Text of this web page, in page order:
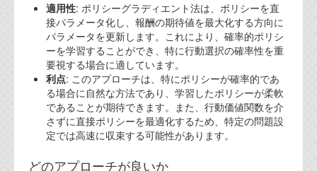
適用性: ポリシーグラディエント法は、ポリシーを直
接パラメータ化し、報酬の期待値を最大化する方向に
パラメータを更新します。これにより、確率的ポリシ
ーを学習することができ、特に行動選択の確率性を重
要視する場合に適しています。
利点: このアプローチは、特にポリシーが確率的であ
る場合に自然な方法であり、学習したポリシーが柔軟
であることが期待できます。また、行動価値関数を介
さずに直接ポリシーを最適化するため、特定の問題設
定では高速に収束する可能性があります。
どのアプローチが良いか